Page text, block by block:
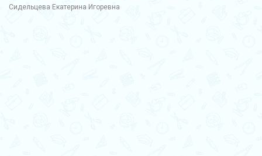
Сидельцева Екатерина Игоревна